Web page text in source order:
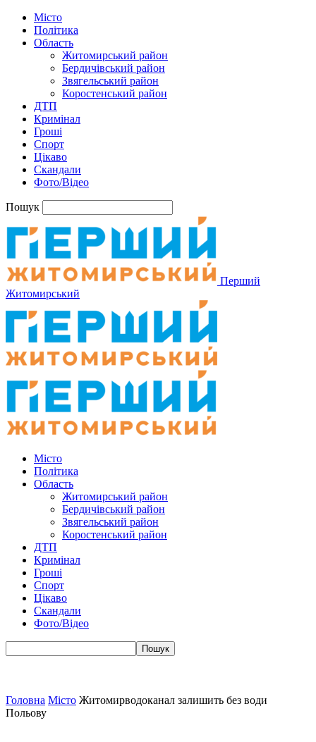
Місто
Політика
Область
Житомирський район
Бердичівський район
Звягельський район
Коростенський район
ДТП
Кримінал
Гроші
Спорт
Цікаво
Скандали
Фото/Відео
Пошук
Перший
Житомирський
Місто
Політика
Область
Житомирський район
Бердичівський район
Звягельський район
Коростенський район
ДТП
Кримінал
Гроші
Спорт
Цікаво
Скандали
Фото/Відео
Головна Місто Житомирводоканал залишить без води
Польову